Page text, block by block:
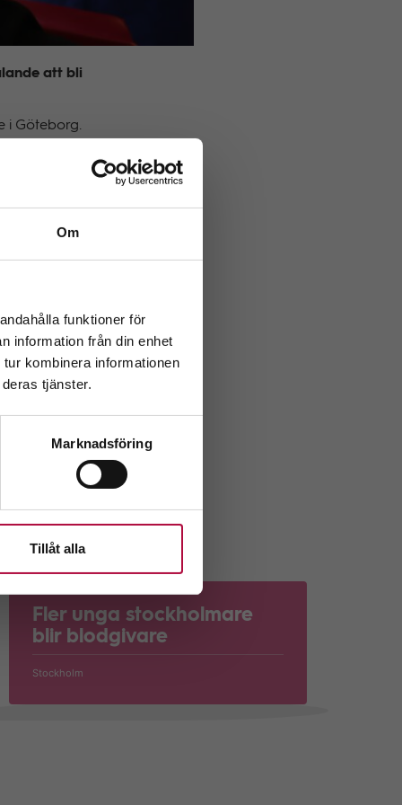
Om
funktioner för
information från din enhet
kombinera informationen
tjänster.
Marknadsföring
Tillåt alla
att bli
i Göteborg.
är en
på engelska
att bli
Fler unga stockholmare
blir blodgivare
Stockholm